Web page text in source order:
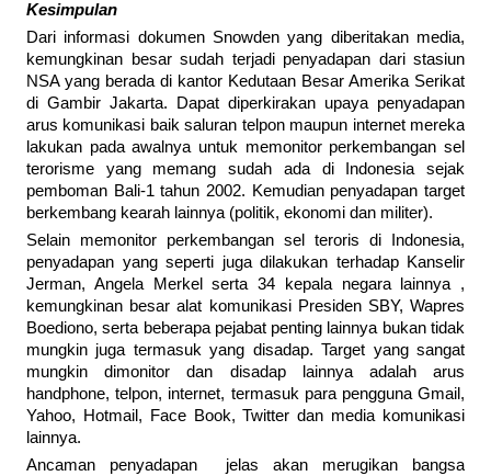
Kesimpulan
Dari informasi dokumen Snowden yang diberitakan media,
kemungkinan besar sudah terjadi penyadapan dari stasiun
NSA yang berada di kantor Kedutaan Besar Amerika Serikat
di Gambir Jakarta. Dapat diperkirakan upaya penyadapan
arus komunikasi baik saluran telpon maupun internet mereka
lakukan pada awalnya untuk memonitor perkembangan sel
terorisme yang memang sudah ada di Indonesia sejak
pemboman Bali-1 tahun 2002. Kemudian penyadapan target
berkembang kearah lainnya (politik, ekonomi dan militer).
Selain memonitor perkembangan sel teroris di Indonesia,
penyadapan yang seperti juga dilakukan terhadap Kanselir
Jerman, Angela Merkel serta 34 kepala negara lainnya ,
kemungkinan besar alat komunikasi Presiden SBY, Wapres
Boediono, serta beberapa pejabat penting lainnya bukan tidak
mungkin juga termasuk yang disadap. Target yang sangat
mungkin dimonitor dan disadap lainnya adalah arus
handphone, telpon, internet, termasuk para pengguna Gmail,
Yahoo, Hotmail, Face Book, Twitter dan media komunikasi
lainnya.
Ancaman penyadapan jelas akan merugikan bangsa